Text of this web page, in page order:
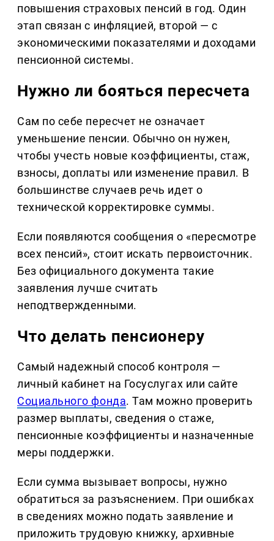
повышения страховых пенсий в год. Один
этап связан с инфляцией, второй — с
экономическими показателями и доходами
пенсионной системы.
Нужно ли бояться пересчета
Сам по себе пересчет не означает
уменьшение пенсии. Обычно он нужен,
чтобы учесть новые коэффициенты, стаж,
взносы, доплаты или изменение правил. В
большинстве случаев речь идет о
технической корректировке суммы.
Если появляются сообщения о «пересмотре
всех пенсий», стоит искать первоисточник.
Без официального документа такие
заявления лучше считать
неподтвержденными.
Что делать пенсионеру
Самый надежный способ контроля —
личный кабинет на Госуслугах или сайте
Социального фонда. Там можно проверить
размер выплаты, сведения о стаже,
пенсионные коэффициенты и назначенные
меры поддержки.
Если сумма вызывает вопросы, нужно
обратиться за разъяснением. При ошибках
в сведениях можно подать заявление и
приложить трудовую книжку, архивные